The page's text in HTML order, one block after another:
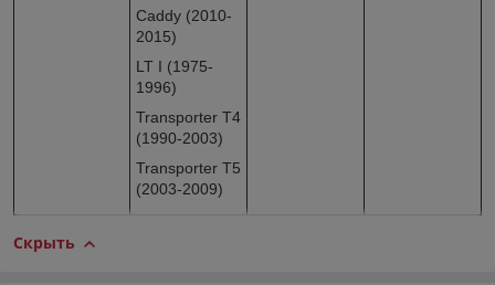
Caddy (2010-
2015)
LT I (1975-
1996)
Transporter T4
(1990-2003)
Transporter T5
(2003-2009)
Скрыть